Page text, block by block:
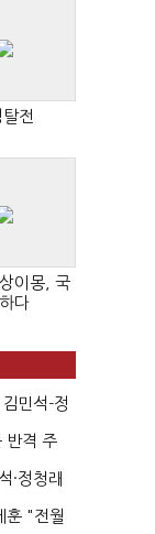
전
이몽, 국
다
민석-정
반격 주
·정청래
훈 "전월